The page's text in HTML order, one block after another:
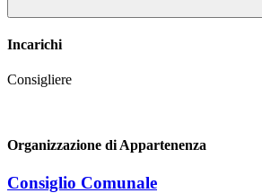
Incarichi
Consigliere
Organizzazione di Appartenenza
Consiglio Comunale